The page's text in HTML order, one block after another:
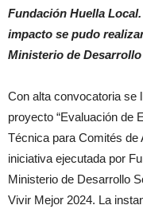
Fundación Huella
impacto se pudo
Ministerio de
Con alta convocatoria se
proyecto “Evaluación de
Técnica para Comités de
iniciativa ejecutada por
Ministerio de Desarrollo
Vivir Mejor 2024. La